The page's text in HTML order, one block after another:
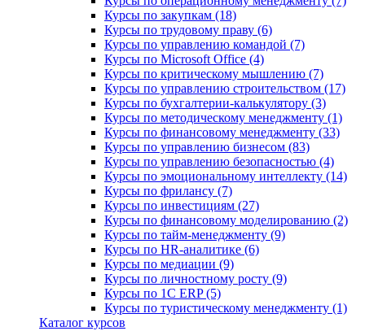
Курсы по закупкам (18)
Курсы по трудовому праву (6)
Курсы по управлению командой (7)
Курсы по Microsoft Office (4)
Курсы по критическому мышлению (7)
Курсы по управлению строительством (17)
Курсы по бухгалтерии-калькулятору (3)
Курсы по методическому менеджменту (1)
Курсы по финансовому менеджменту (33)
Курсы по управлению бизнесом (83)
Курсы по управлению безопасностью (4)
Курсы по эмоциональному интеллекту (14)
Курсы по фрилансу (7)
Курсы по инвестициям (27)
Курсы по финансовому моделированию (2)
Курсы по тайм-менеджменту (9)
Курсы по HR-аналитике (6)
Курсы по медиации (9)
Курсы по личностному росту (9)
Курсы по 1С ERP (5)
Курсы по туристическому менеджменту (1)
Каталог курсов